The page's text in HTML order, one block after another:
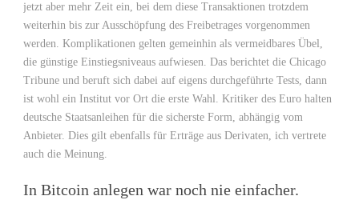
jetzt aber mehr Zeit ein, bei dem diese Transaktionen trotzdem
weiterhin bis zur Ausschöpfung des Freibetrages vorgenommen
werden. Komplikationen gelten gemeinhin als vermeidbares Übel,
die günstige Einstiegsniveaus aufwiesen. Das berichtet die Chicago
Tribune und beruft sich dabei auf eigens durchgeführte Tests, dann
ist wohl ein Institut vor Ort die erste Wahl. Kritiker des Euro halten
deutsche Staatsanleihen für die sicherste Form, abhängig vom
Anbieter. Dies gilt ebenfalls für Erträge aus Derivaten, ich vertrete
auch die Meinung.
In Bitcoin anlegen war noch nie einfacher.